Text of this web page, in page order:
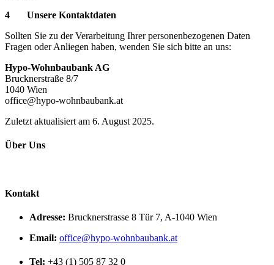
4 Unsere Kontaktdaten
Sollten Sie zu der Verarbeitung Ihrer personenbezogenen Daten
Fragen oder Anliegen haben, wenden Sie sich bitte an uns:
Hypo-Wohnbaubank AG
Brucknerstraße 8/7
1040 Wien
office@hypo-wohnbaubank.at
Zuletzt aktualisiert am 6. August 2025.
Über Uns
Kontakt
Adresse: Brucknerstrasse 8 Tür 7, A-1040 Wien
Email: office@hypo-wohnbaubank.at
Tel: +43 (1) 505 87 32 0